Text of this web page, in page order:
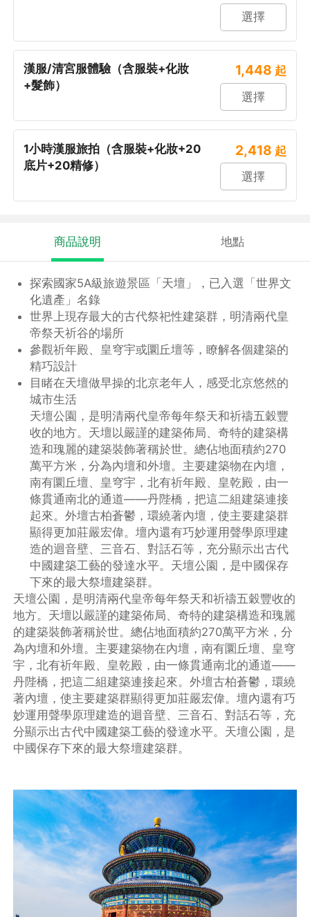
選擇
漢服/清宮服體驗（含服裝+化妝
+髮飾）
1,448 起
選擇
1小時漢服旅拍（含服裝+化妝+20
底片+20精修）
2,418 起
選擇
商品說明 地點
探索國家5A級旅遊景區「天壇」，已入選「世界文
化遺產」名錄
世界上現存最大的古代祭祀性建築群，明清兩代皇
帝祭天祈谷的場所
參觀祈年殿、皇穹宇或圜丘壇等，瞭解各個建築的
精巧設計
目睹在天壇做早操的北京老年人，感受北京悠然的
城市生活
天壇公園，是明清兩代皇帝每年祭天和祈禱五穀豐
收的地方。天壇以嚴謹的建築佈局、奇特的建築構
造和瑰麗的建築裝飾著稱於世。總佔地面積約270
萬平方米，分為內壇和外壇。主要建築物在內壇，
南有圜丘壇、皇穹宇，北有祈年殿、皇乾殿，由一
條貫通南北的通道——丹陛橋，把這二組建築連接
起來。外壇古柏蒼鬱，環繞著內壇，使主要建築群
顯得更加莊嚴宏偉。壇內還有巧妙運用聲學原理建
造的迴音壁、三音石、對話石等，充分顯示出古代
中國建築工藝的發達水平。天壇公園，是中國保存
下來的最大祭壇建築群。
天壇公園，是明清兩代皇帝每年祭天和祈禱五穀豐收的
地方。天壇以嚴謹的建築佈局、奇特的建築構造和瑰麗
的建築裝飾著稱於世。總佔地面積約270萬平方米，分
為內壇和外壇。主要建築物在內壇，南有圜丘壇、皇穹
宇，北有祈年殿、皇乾殿，由一條貫通南北的通道——
丹陛橋，把這二組建築連接起來。外壇古柏蒼鬱，環繞
著內壇，使主要建築群顯得更加莊嚴宏偉。壇內還有巧
妙運用聲學原理建造的迴音壁、三音石、對話石等，充
分顯示出古代中國建築工藝的發達水平。天壇公園，是
中國保存下來的最大祭壇建築群。